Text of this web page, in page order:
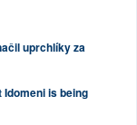
uprchlíky za
is being